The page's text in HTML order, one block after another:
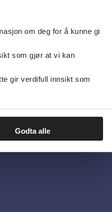
om deg for å kunne gi
som gjør at vi kan
gir verdifull innsikt som
Godta alle